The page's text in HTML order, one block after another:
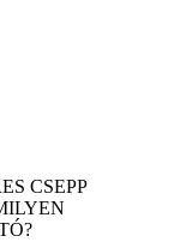
CSEPP